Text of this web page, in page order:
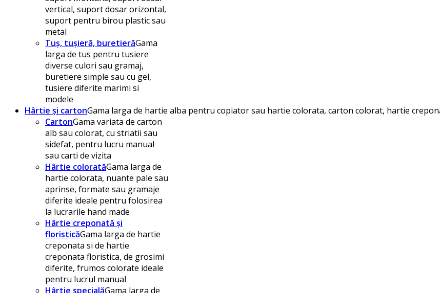
vertical, suport dosar orizontal,
suport pentru birou plastic sau
metal
Tuș, tușieră, buretierăGama
larga de tus pentru tusiere
diverse culori sau gramaj,
buretiere simple sau cu gel,
tusiere diferite marimi si
modele
Hârtie și cartonGama larga de hartie alba pentru copiator sau hartie colorata, carton colorat, hartie
CartonGama variata de carton
alb sau colorat, cu striatii sau
sidefat, pentru lucru manual
sau carti de vizita
Hârtie coloratăGama larga de
hartie colorata, nuante pale sau
aprinse, formate sau gramaje
diferite ideale pentru folosirea
la lucrarile hand made
Hârtie creponată și
floristicăGama larga de hartie
creponata si de hartie
creponata floristica, de grosimi
diferite, frumos colorate ideale
pentru lucrul manual
Hârtie specialăGama larga de